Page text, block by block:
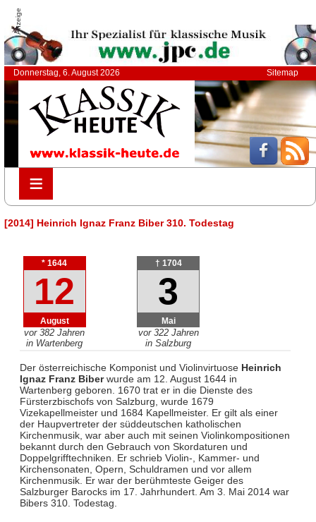
Anzeige
Donnerstag, 6. August 2026 Sitemap
≡
≡
[2014] Heinrich Ignaz Franz Biber 310. Todestag
* 1644
12
August
vor 382 Jahren
in Wartenberg
† 1704
3
Mai
vor 322 Jahren
in Salzburg
Der österreichische Komponist und Violinvirtuose Heinrich
Ignaz Franz Biberwurde am 12. August 1644 in
Wartenberg geboren. 1670 trat er in die Dienste des
Fürsterzbischofs von Salzburg, wurde 1679
Vizekapellmeister und 1684 Kapellmeister. Er gilt als einer
der Haupvertreter der süddeutschen katholischen
Kirchenmusik, war aber auch mit seinen Violinkompositionen
bekannt durch den Gebrauch von Skordaturen und
Doppelgrifftechniken. Er schrieb Violin-, Kammer- und
Kirchensonaten, Opern, Schuldramen und vor allem
Kirchenmusik. Er war der berühmteste Geiger des
Salzburger Barocks im 17. Jahrhundert. Am 3. Mai 2014 war
Bibers 310. Todestag.